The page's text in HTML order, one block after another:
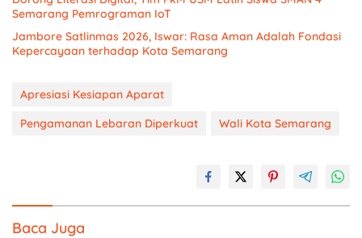
Semarang Pemrograman IoT
Jambore Satlinmas 2026, Iswar: Rasa Aman Adalah Fondasi
Kepercayaan terhadap Kota Semarang
Apresiasi Kesiapan Aparat
Pengamanan Lebaran Diperkuat
Wali Kota Semarang
Baca Juga